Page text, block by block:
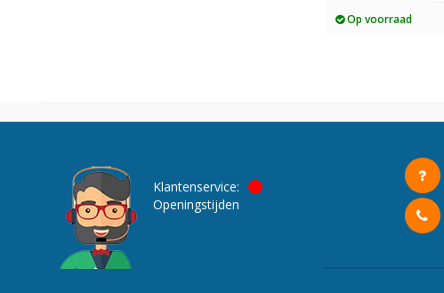
Op voorraad
Klantenservice:
Openingstijden